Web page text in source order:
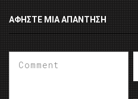
ΑΦΉΣΤΕ ΜΙΑ ΑΠΆΝΤΗΣΗ